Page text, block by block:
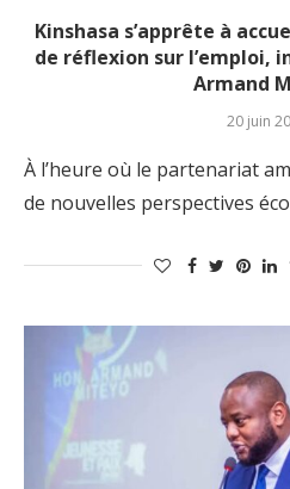
Kinshasa s’apprête à
de réflexion sur l’emploi,
Armand
20 juin
À l’heure où le partenariat
de nouvelles perspectives